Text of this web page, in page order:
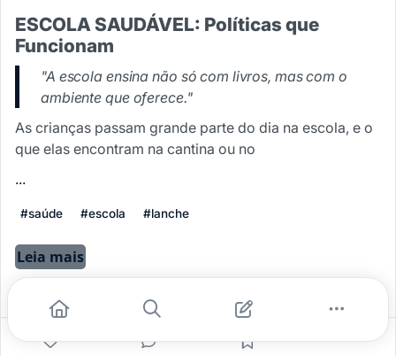
ESCOLA SAUDÁVEL: Políticas que
Funcionam
"A escola ensina não só com livros, mas com o
ambiente que oferece."
As crianças passam grande parte do dia na escola, e o
que elas encontram na cantina ou no
...
#saúde #escola #lanche
Leia mais